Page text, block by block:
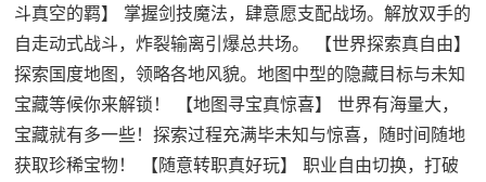
斗真空的羁】 掌握剑技魔法，肆意愿支配战场。解放双手的
自走动式战斗，炸裂输离引爆总共场。 【世界探索真自由】
探索国度地图，领略各地风貌。地图中型的隐藏目标与未知
宝藏等候你来解锁！ 【地图寻宝真惊喜】 世界有海量大，
宝藏就有多一些！探索过程充满毕未知与惊喜，随时间随地
获取珍稀宝物！ 【随意转职真好玩】 职业自由切换，打破